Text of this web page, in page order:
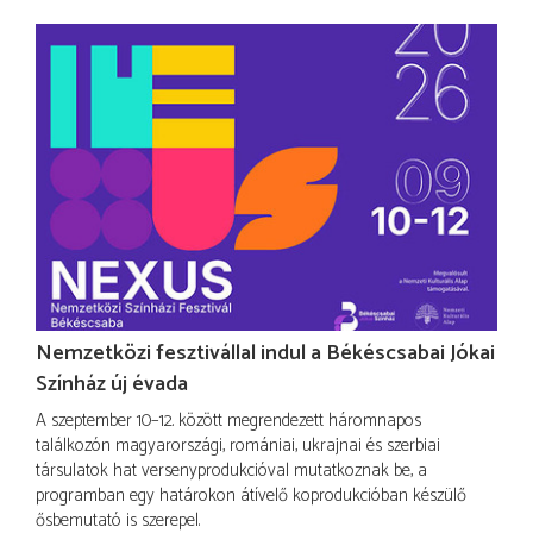
Nemzetközi fesztivállal indul a Békéscsabai Jókai
Színház új évada
A szeptember 10–12. között megrendezett háromnapos
találkozón magyarországi, romániai, ukrajnai és szerbiai
társulatok hat versenyprodukcióval mutatkoznak be, a
programban egy határokon átívelő koprodukcióban készülő
ősbemutató is szerepel.